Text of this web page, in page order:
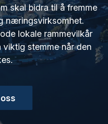
skal bidra til å fremme
næringsvirksomhet.
lokale rammevilkår
stemme når den